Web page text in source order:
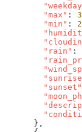
        "max"
:
        "min"
:
        "rain"
:
        "sunset"